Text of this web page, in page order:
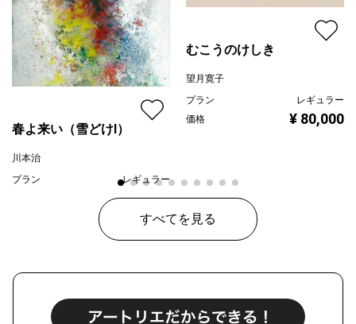
春よ来い（雪どけⅠ）
川本治
プラン
レギュラー
¥ 80,000
むこうのけしき
望月寛子
プラン
レギュラー
価格
¥ 80,000
すべてを見る